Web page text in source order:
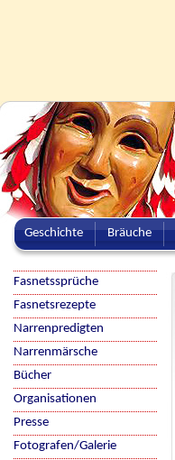
Geschichte Bräuche
Fasnetssprüche
Fasnetsrezepte
Narrenpredigten
Narrenmärsche
Bücher
Organisationen
Presse
Fotografen/Galerie